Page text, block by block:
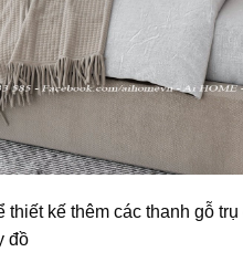
kế thêm các thanh gỗ
đồ